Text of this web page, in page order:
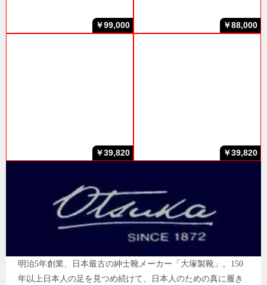
￥99,000 ￥88,000
￥39,820 ￥39,820
明治5年創業、日本最古の紳士靴メーカー「大塚製靴」。150
年以上日本人の足を見つめ続けて、日本人のための真に履き